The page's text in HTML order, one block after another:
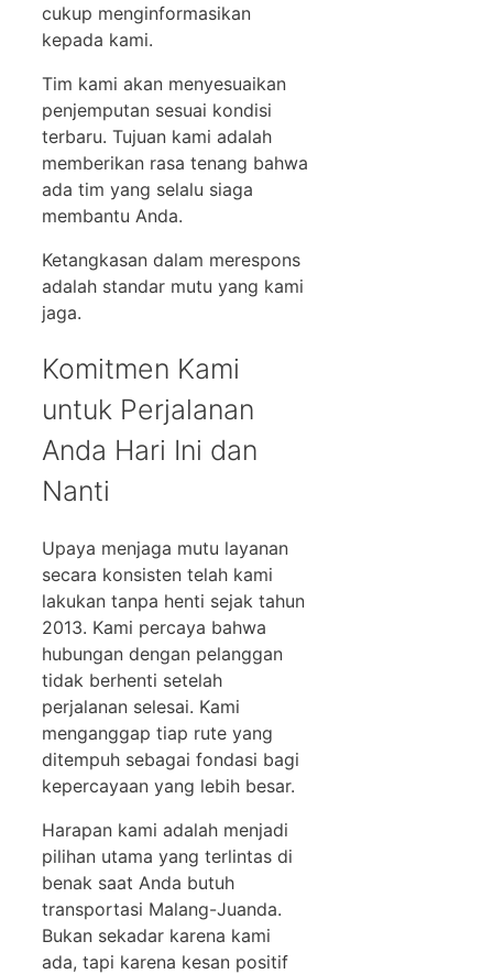
cukup menginformasikan
kepada kami.
Tim kami akan menyesuaikan
penjemputan sesuai kondisi
terbaru. Tujuan kami adalah
memberikan rasa tenang bahwa
ada tim yang selalu siaga
membantu Anda.
Ketangkasan dalam merespons
adalah standar mutu yang kami
jaga.
Komitmen Kami
untuk Perjalanan
Anda Hari Ini dan
Nanti
Upaya menjaga mutu layanan
secara konsisten telah kami
lakukan tanpa henti sejak tahun
2013. Kami percaya bahwa
hubungan dengan pelanggan
tidak berhenti setelah
perjalanan selesai. Kami
menganggap tiap rute yang
ditempuh sebagai fondasi bagi
kepercayaan yang lebih besar.
Harapan kami adalah menjadi
pilihan utama yang terlintas di
benak saat Anda butuh
transportasi Malang-Juanda.
Bukan sekadar karena kami
ada, tapi karena kesan positif